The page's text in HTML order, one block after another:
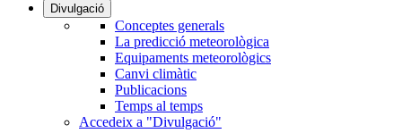
Divulgació
Conceptes generals
La predicció meteorològica
Equipaments meteorològics
Canvi climàtic
Publicacions
Temps al temps
Accedeix a "Divulgació"